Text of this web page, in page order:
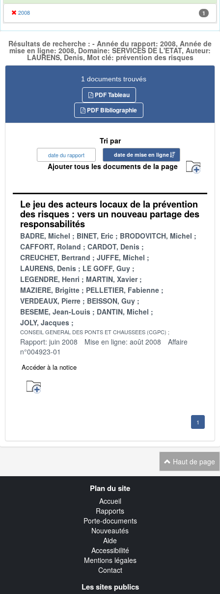
2008 1
Résultats de recherche : - Année du rapport: 2008, Année de
mise en ligne: 2008, Domaine: SERVICES DE L'ETAT, Auteur:
LAURENS, Denis, Mot clé: prévention des risques
1 documents trouvés
PDF Tableau
PDF Bibliographie
Tri par
date du rapport date de mise en ligne
Ajouter tous les documents de la page
Le jeu des acteurs locaux de la prévention
des risques : vers un nouveau partage des
responsabilités
BADRE, Michel BINET, Eric
BRODOVITCH, Michel
CAFFORT, Roland
CARDOT, Denis
CREUCHET, Bertrand
JUFFE, Michel
LAURENS, Denis
LE GOFF, Guy
LEGENDRE, Henri
MARTIN, Xavier
MAZIERE, Brigitte
PELLETIER, Fabienne
VERDEAUX, Pierre
BEISSON, Guy
BESEME, Jean-Louis
DANTIN, Michel
JOLY, Jacques
CONSEIL GENERAL DES PONTS ET CHAUSSEES (CGPC)
Rapport: juin 2008 Mise en ligne: août 2008
Affaire
n°004923-01
Accéder à la notice
1
Haut de page
Plan du site
Accueil
Rapports
Porte-documents
Nouveautés
Aide
Accessibilité
Mentions légales
Contact
Les sites publics